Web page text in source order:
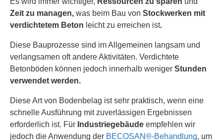
Zeit zu managen, was beim Bau von Stockwerken mit
verdichtetem Beton leicht zu erreichen ist.
Diese Bauprozesse sind im Allgemeinen langsam und
verlangsamen oft andere Aktivitäten. Verdichtete
Betonböden können jedoch innerhalb weniger Stunden
verwendet werden.
Diese Art von Bodenbelag ist sehr praktisch, wenn eine
schnelle Ausführung mit zuverlässigen Ergebnissen
erforderlich ist. Für Industriegebäude empfehlen wir
jedoch die Anwendung der BECOSAN®-Behandlung, um